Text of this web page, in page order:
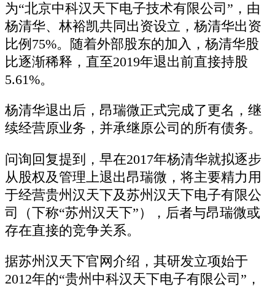
为“北京中科汉天下电子技术有限公司”，由
杨清华、林裕凯共同出资设立，杨清华出资
比例75%。随着外部股东的加入，杨清华股
比逐渐稀释，直至2019年退出前直接持股
5.61%。
杨清华退出后，昂瑞微正式完成了更名，继
续经营原业务，并承继原公司的所有债务。
问询回复提到，早在2017年杨清华就拟逐步
从股权及管理上退出昂瑞微，将主要精力用
于经营贵州汉天下及苏州汉天下电子有限公
司（下称“苏州汉天下”），后者与昂瑞微或
存在直接的竞争关系。
据苏州汉天下官网介绍，其研发立项始于
2012年的“贵州中科汉天下电子有限公司”，